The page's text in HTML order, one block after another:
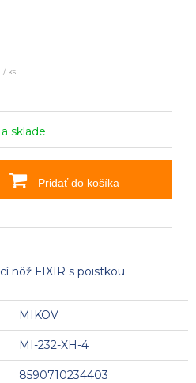
/ ks
sklade
Pridať do košíka
nôž FIXIR s poistkou.
MIKOV
MI-232-XH-4
8590710234403